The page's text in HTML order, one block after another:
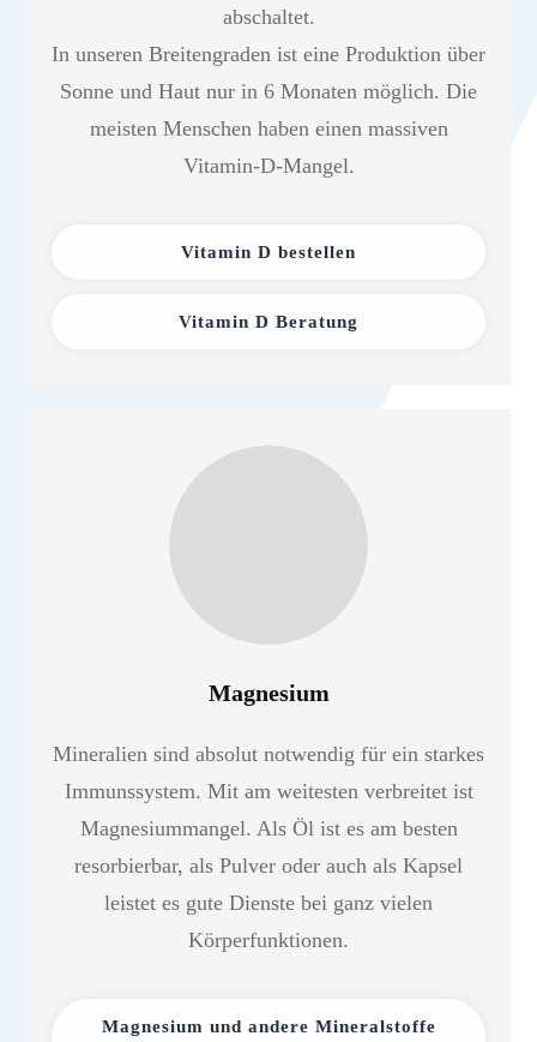
abschaltet.
In unseren Breitengraden ist eine Produktion über
Sonne und Haut nur in 6 Monaten möglich. Die
meisten Menschen haben einen massiven
Vitamin-D-Mangel.
Vitamin D bestellen
Vitamin D Beratung
Magnesium
Mineralien sind absolut notwendig für ein starkes
Immunssystem. Mit am weitesten verbreitet ist
Magnesiummangel. Als Öl ist es am besten
resorbierbar, als Pulver oder auch als Kapsel
leistet es gute Dienste bei ganz vielen
Körperfunktionen.
Magnesium und andere Mineralstoffe